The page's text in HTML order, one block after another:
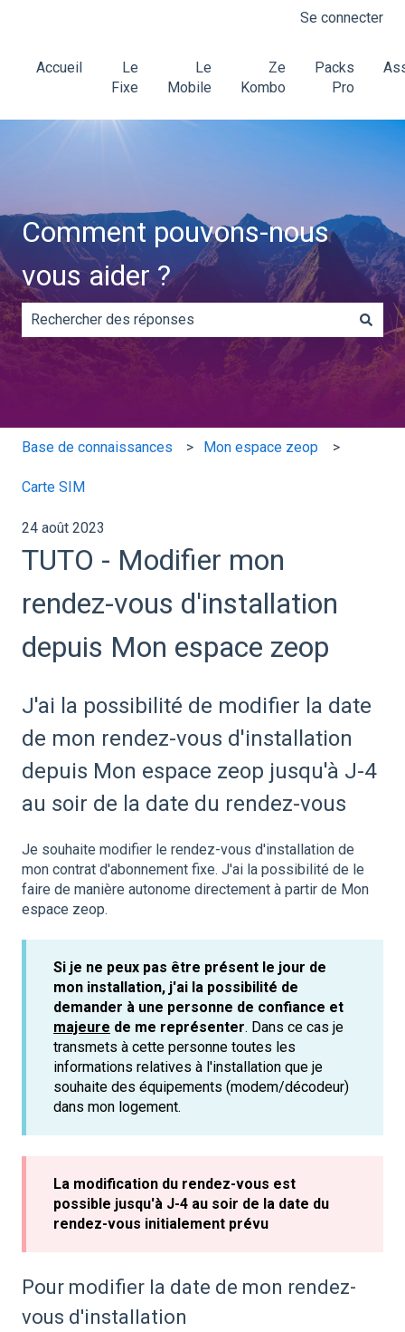
Se connecter
Accueil
Le
Fixe
Le
Mobile
Ze
Kombo
Packs
Pro
Comment pouvons-nous
vous aider ?
Il n'y a aucune suggestion car le champ de recherche
Base de connaissances Mon espace zeop
Carte SIM
24 août 2023
TUTO - Modifier mon
rendez-vous d'installation
depuis Mon espace zeop
J'ai la possibilité de modifier la date
de mon rendez-vous d'installation
depuis Mon espace zeop jusqu'à J-4
au soir de la date du rendez-vous
Je souhaite modifier le rendez-vous d'installation de
mon contrat d'abonnement fixe. J'ai la possibilité de le
faire de manière autonome directement à partir de Mon
espace zeop.
Si je ne peux pas être présent le jour de
mon installation, j'ai la possibilité de
demander à une personne de confiance et
majeure de me représenter. Dans ce cas je
transmets à cette personne toutes les
informations relatives à l'installation que je
souhaite des équipements (modem/décodeur)
dans mon logement.
La modification du rendez-vous est
possible jusqu'à J-4 au soir de la date du
rendez-vous initialement prévu
Pour modifier la date de mon rendez-
vous d'installation